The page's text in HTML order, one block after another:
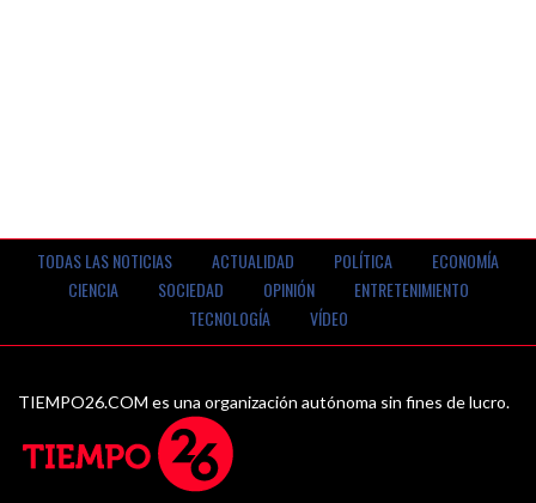
TODAS LAS NOTICIAS ACTUALIDAD POLÍTICA
ECONOMÍA
CIENCIA
SOCIEDAD OPINIÓN
ENTRETENIMIENTO
TECNOLOGÍA
VÍDEO
TIEMPO26.COM es una organización autónoma sin fines de lucro.